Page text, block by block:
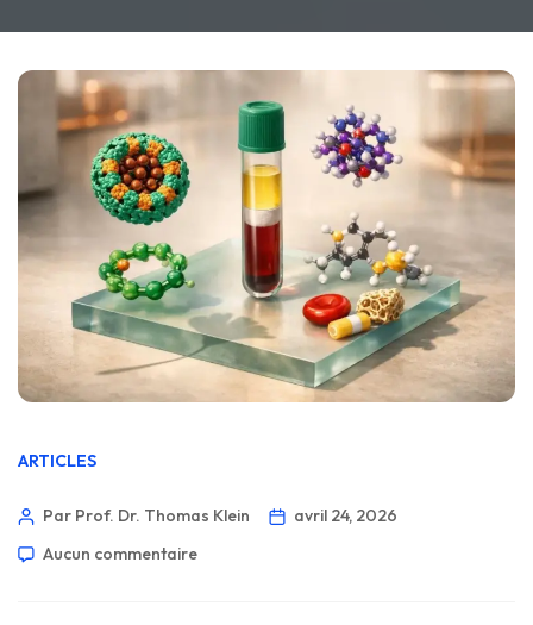
ARTICLES
Par Prof. Dr. Thomas Klein
avril 24, 2026
Aucun commentaire